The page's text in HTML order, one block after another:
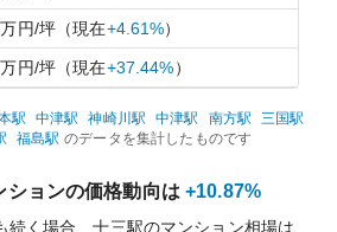
万円/坪 （現在+4.61%）
万円/坪 （現在+37.44%）
駅 中津駅 神崎川駅 中津駅 南方駅 三国駅
福島駅 のデータを集計したものです
ションの価格動向は +10.87%
続く場合、十三駅のマンション相場は、